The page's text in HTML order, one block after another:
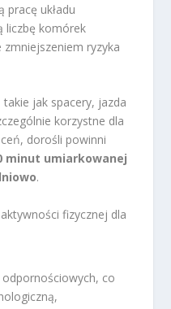
pracę układu
liczbę komórek
ryzyka
takie jak spacery, jazda
korzystne dla
dorośli powinni
minut umiarkowanej
.
fizycznej dla
co